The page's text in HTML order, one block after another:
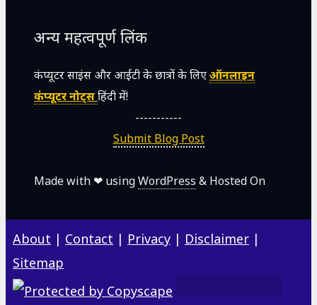
अन्य महत्वपूर्ण लिंक
कंप्यूटर साइंस और आईटी के छात्रों के लिएऑनलाइन
कंप्यूटर नोट्सहिंदी में!
-----------
Submit Blog Post
Made with ❤ usingWordPress & Hosted On
About | Contact | Privacy | Disclaimer |
Sitemap